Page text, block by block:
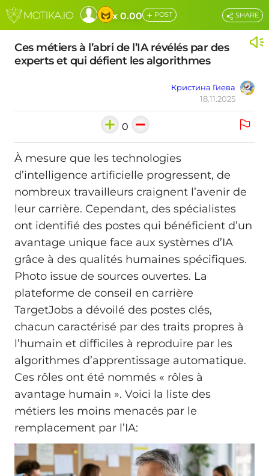
x 0.00 + POST
Ces métiers à l’abri de l’IA révélés par des
experts et qui défient les algorithmes
Кристина Гиева
18.11.2025
SHARE
0
À mesure que les technologies
d’intelligence artificielle progressent, de
nombreux travailleurs craignent l’avenir de
leur carrière. Cependant, des spécialistes
ont identifié des postes qui bénéficient d’un
avantage unique face aux systèmes d’IA
grâce à des qualités humaines spécifiques.
Photo issue de sources ouvertes. La
plateforme de conseil en carrière
TargetJobs a dévoilé des postes clés,
chacun caractérisé par des traits propres à
l’humain et difficiles à reproduire par les
algorithmes d’apprentissage automatique.
Ces rôles ont été nommés « rôles à
avantage humain ». Voici la liste des
métiers les moins menacés par le
remplacement par l’IA: